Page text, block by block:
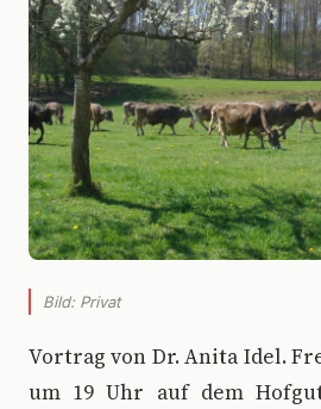
Bild: Privat
Vortrag von Dr. Anita Idel.
um 19 Uhr auf dem Hofgut